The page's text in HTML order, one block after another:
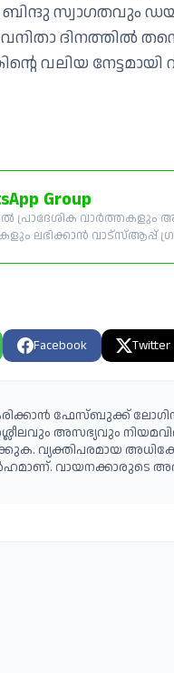
ബിന്ദു സ്വാഗതവും
വനിതാ ദിനത്തിൽ
വലിയ
Group
വാർത്തകളും
ലഭിക്കാൻ വാട്സ്ആപ്പ്
Facebook Twitter
ഫേസ്ബുക്ക്
അസഭ്യവും
വ്യക്തിപരമായ
വായനക്കാരുടെ